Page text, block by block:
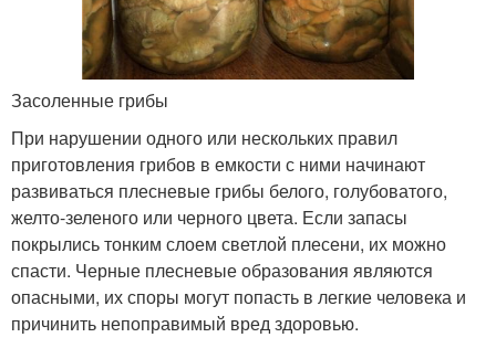
Засоленные грибы
При нарушении одного или нескольких правил
приготовления грибов в емкости с ними начинают
развиваться плесневые грибы белого, голубоватого,
желто-зеленого или черного цвета. Если запасы
покрылись тонким слоем светлой плесени, их можно
спасти. Черные плесневые образования являются
опасными, их споры могут попасть в легкие человека и
причинить непоправимый вред здоровью.